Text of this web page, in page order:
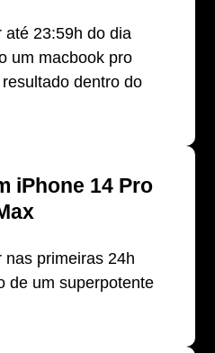
até 23:59h do dia
um macbook pro
dentro do
iPhone 14 Pro
nas primeiras 24h
de um superpotente